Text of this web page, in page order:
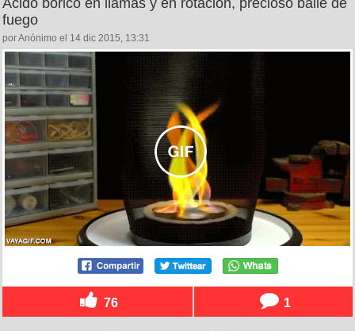
fuego
por Anónimo el 14 dic 2015, 13:31
76 1